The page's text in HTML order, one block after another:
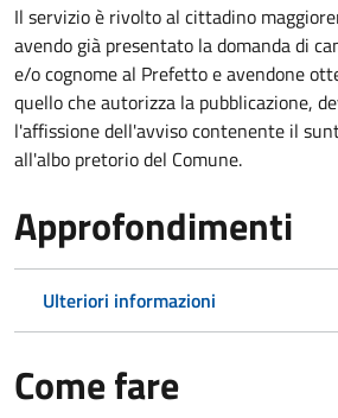
Il servizio è rivolto al cittadino
avendo già presentato la domanda di
e/o cognome al Prefetto e avendone
quello che autorizza la pubblicazione,
l'affissione dell'avviso contenente il
all'albo pretorio del Comune.
Approfondimenti
Ulteriori informazioni
Come fare